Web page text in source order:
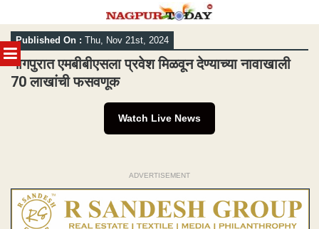
MENU
Skip
to
content
Published On : Thu, Nov 21st, 2024
नागपुरात एमबीबीएसला प्रवेश मिळवून देण्याच्या नावाखाली
70 लाखांची फसवणूक
Watch Live News
ADVERTISEMENT